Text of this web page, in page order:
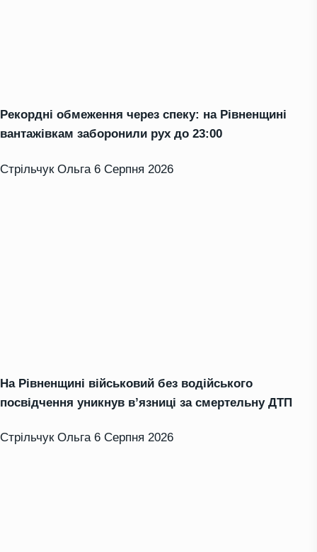
Рекордні обмеження через спеку: на Рівненщині
вантажівкам заборонили рух до 23:00
Стрільчук Ольга 6 Серпня 2026
На Рівненщині військовий без водійського
посвідчення уникнув в’язниці за смертельну ДТП
Стрільчук Ольга 6 Серпня 2026